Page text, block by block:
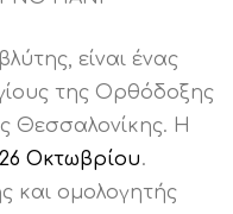
είναι ένας
της Ορθόδοξης
Θεσσαλονίκης. Η
26 Οκτωβρίου.
και ομολογητής